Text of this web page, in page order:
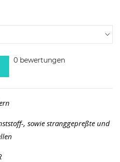
0 bewertungen
, sowie stranggepreßte und